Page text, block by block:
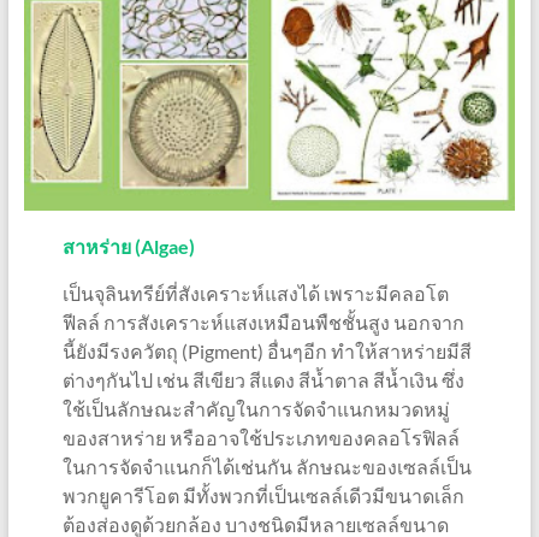
สาหร่าย (Algae)
เป็นจุลินทรีย์ที่สังเคราะห์แสงได้ เพราะมีคลอโต
ฟีลล์ การสังเคราะห์แสงเหมือนพืชชั้นสูง นอกจาก
นี้ยังมีรงควัตถุ (Pigment) อื่นๆอีก ทำให้สาหร่ายมีสี
ต่างๆกันไป เช่น สีเขียว สีแดง สีน้ำตาล สีน้ำเงิน ซึ่ง
ใช้เป็นลักษณะสำคัญในการจัดจำแนกหมวดหมู่
ของสาหร่าย หรืออาจใช้ประเภทของคลอโรฟิลล์
ในการจัดจำแนกก็ได้เช่นกัน ลักษณะของเซลล์เป็น
พวกยูคารีโอต มีทั้งพวกที่เป็นเซลล์เดีวมีขนาดเล็ก
ต้องส่องดูด้วยกล้อง บางชนิดมีหลายเซลล์ขนาด